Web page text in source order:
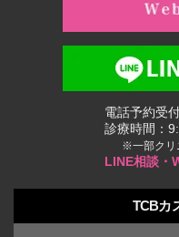
電話予約受
診療時間：
※一部クリ
LINE相談・
TCBカ